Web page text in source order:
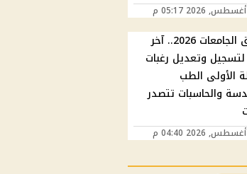
تنسيق الجامعات 2026.. آخر
وتعديل رغبات
الأولى الطب
والحاسبات تتصدر